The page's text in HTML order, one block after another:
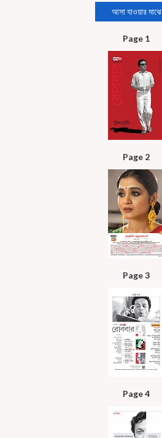
আসা যাওয়ার মাঝে
Page 1
Page 2
Page 3
Page 4